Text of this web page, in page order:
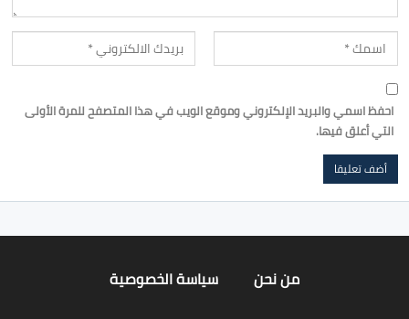
احفظ اسمي والبريد الإلكتروني وموقع الويب في هذا المتصفح للمرة الأولى
التي أعلق فيها.
من نحن سياسة الخصوصية